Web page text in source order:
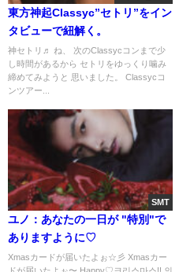
東方神起Classyc”セトリ”をイン
タビューで紐解く。
神セトリ♬ ね、 次のClassycコンまで少
し時間があるから セトリをゆっくり噛み
締めてみようと 思いました。 Classycコ
ンツアー...
SMT
ユノ：あなたの一日が "特別"で
ありますように♡
Xmasカードが届いたよぉ☆彡 Xmasカー